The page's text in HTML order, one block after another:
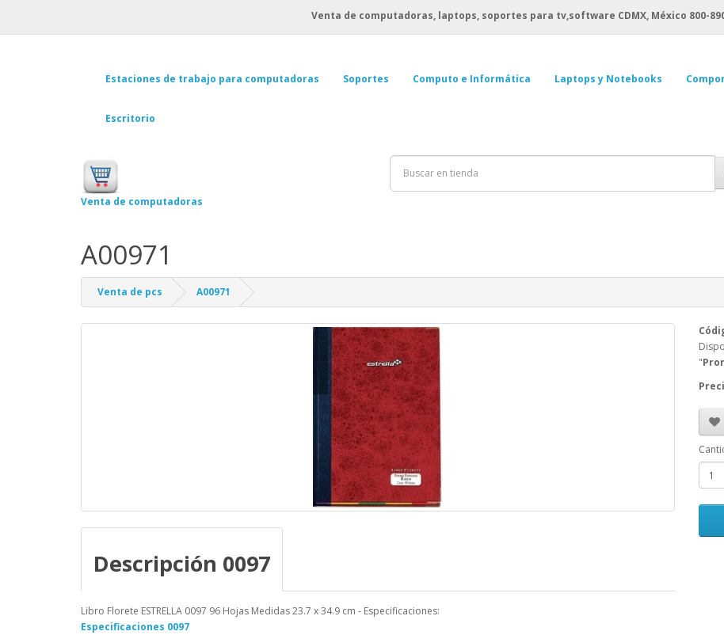
Venta de computadoras, laptops, soportes para tv,software CDMX, México 800-
Estaciones de trabajo para computadoras Soportes Computo e Informática Laptops y Notebooks
Escritorio
Venta de computadoras
A00971
Venta de pcs A00971
Descripción 0097
Libro Florete ESTRELLA 0097 96 Hojas Medidas 23.7 x 34.9 cm - Especificaciones:
"
Especificaciones 0097